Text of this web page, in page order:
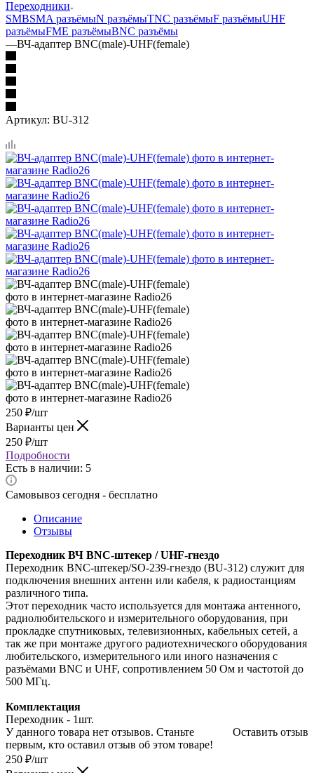
Переходники
SMBSMA разъёмыN разъёмыTNC разъёмыF разъёмыUHF
разъёмыFME разъёмыBNC разъёмы
—ВЧ-адаптер BNC(male)-UHF(female)
Артикул: BU-312
250 ₽/шт
Варианты цен
250 ₽/шт
Подробности
Есть в наличии: 5
Самовывоз сегодня - бесплатно
Описание
Отзывы
Переходник ВЧ BNC-штекер / UHF-гнездо
Переходник BNC-штекер/SO-239-гнездо (BU-312) служит для
подключения внешних антенн или кабеля, к радиостанциям
различного типа.
Этот переходник часто используется для монтажа антенного,
радиолюбительского и измерительного оборудования, при
прокладке спутниковых, телевизионных, кабельных сетей, а
так же при монтаже другого радиотехнического оборудования
любительского, измерительного или иного назначения с
разъёмами BNC и UHF, сопротивлением 50 Ом и частотой до
500 МГц.
Комплектация
Переходник - 1шт.
Оставить отзыв
У данного товара нет отзывов. Станьте
первым, кто оставил отзыв об этом товаре!
250 ₽/шт